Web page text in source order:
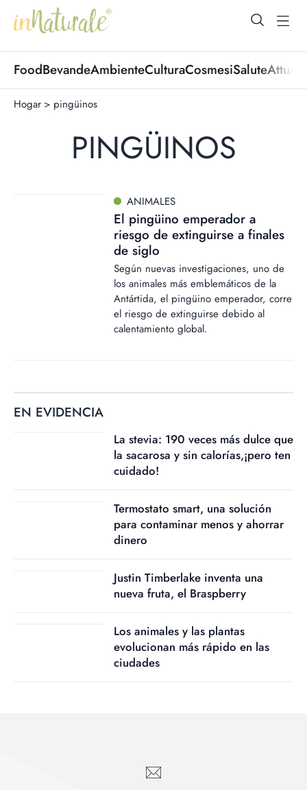
open
FoodBevandeAmbienteCulturaCosmesiSalute
Hogar > pingüinos
PINGÜINOS
ANIMALES
El pingüino emperador a
riesgo de extinguirse a finales
de siglo
Según nuevas investigaciones, uno de
los animales más emblemáticos de la
Antártida, el pingüino emperador, corre
el riesgo de extinguirse debido al
calentamiento global.
EN EVIDENCIA
La stevia: 190 veces más dulce que
la sacarosa y sin calorías,¡pero ten
cuidado!
Termostato smart, una solución
para contaminar menos y ahorrar
dinero
Justin Timberlake inventa una
nueva fruta, el Braspberry
Los animales y las plantas
evolucionan más rápido en las
ciudades